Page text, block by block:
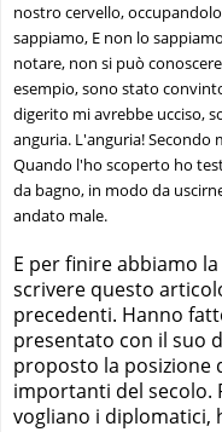
nostro cervello,
sappiamo, E non lo
notare, non si può
esempio, sono stato
digerito mi avrebbe ucciso,
anguria. L'anguria! Secondo
Quando l'ho scoperto ho
da bagno, in modo da
andato male.
E per finire abbiamo
scrivere questo
precedenti. Hanno
presentato con il suo
proposto la posizione
importanti del secolo.
vogliano i diplomatici,